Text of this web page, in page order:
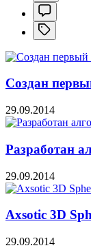
Создан
29.09.2014
Разработан
29.09.2014
Axsotic 3D
29.09.2014